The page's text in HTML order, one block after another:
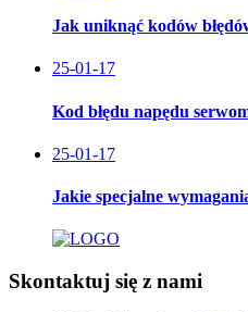
Jak uniknąć kodów
25-01-17
Kod błędu napędu
25-01-17
Jakie specjalne
Skontaktuj się z nami